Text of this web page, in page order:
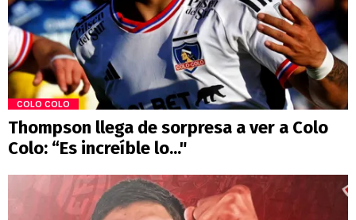
COLO COLO
Thompson llega de sorpresa a ver a Colo
Colo: “Es increíble lo..."